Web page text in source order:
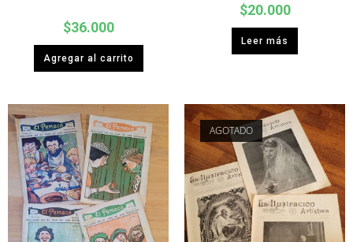
$36.000
Agregar al carrito
$20.000
Leer más
AGOTADO